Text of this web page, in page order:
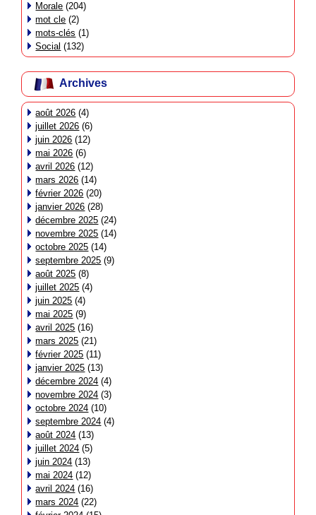
Morale (204)
mot cle (2)
mots-clés (1)
Social (132)
Archives
août 2026 (4)
juillet 2026 (6)
juin 2026 (12)
mai 2026 (6)
avril 2026 (12)
mars 2026 (14)
février 2026 (20)
janvier 2026 (28)
décembre 2025 (24)
novembre 2025 (14)
octobre 2025 (14)
septembre 2025 (9)
août 2025 (8)
juillet 2025 (4)
juin 2025 (4)
mai 2025 (9)
avril 2025 (16)
mars 2025 (21)
février 2025 (11)
janvier 2025 (13)
décembre 2024 (4)
novembre 2024 (3)
octobre 2024 (10)
septembre 2024 (4)
août 2024 (13)
juillet 2024 (5)
juin 2024 (13)
mai 2024 (12)
avril 2024 (16)
mars 2024 (22)